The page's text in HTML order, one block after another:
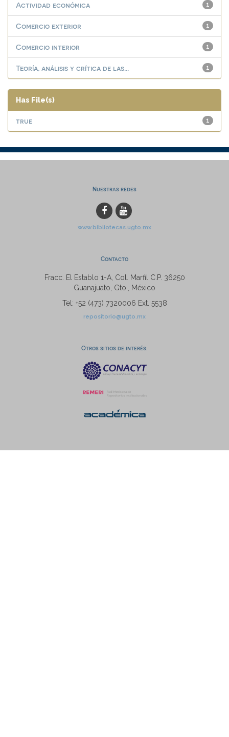
1
Actividad económica
1
Comercio exterior
1
Comercio interior
1
Teoría, análisis y crítica de las...
Has File(s)
1
true
Nuestras redes
www.bibliotecas.ugto.mx
Contacto
Fracc. El Establo 1-A, Col. Marfil C.P. 36250
Guanajuato, Gto., México
Tel: +52 (473) 7320006 Ext. 5538
repositorio@ugto.mx
Otros sitios de interés: